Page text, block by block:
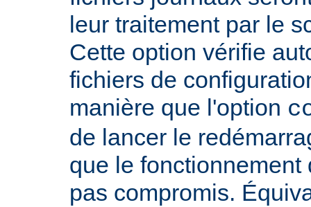
leur traitement par le
Cette option vérifie
fichiers de
manière que l'option
de lancer le
que le fonctionnement
pas compromis.